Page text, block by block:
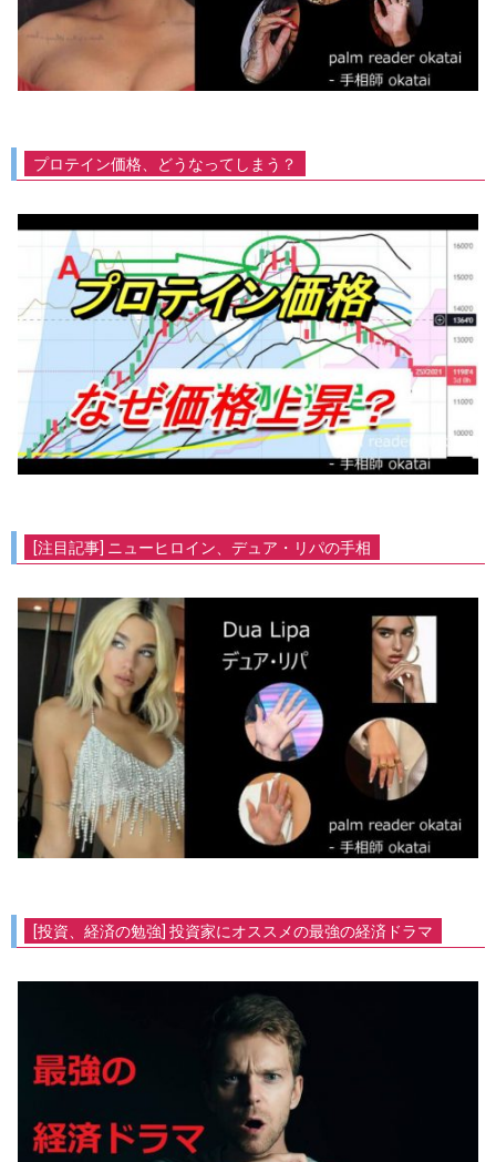
プロテイン価格、どうなってしまう？
[注目記事] ニューヒロイン、デュア・リパの手相
[投資、経済の勉強] 投資家にオススメの最強の経済ドラマ